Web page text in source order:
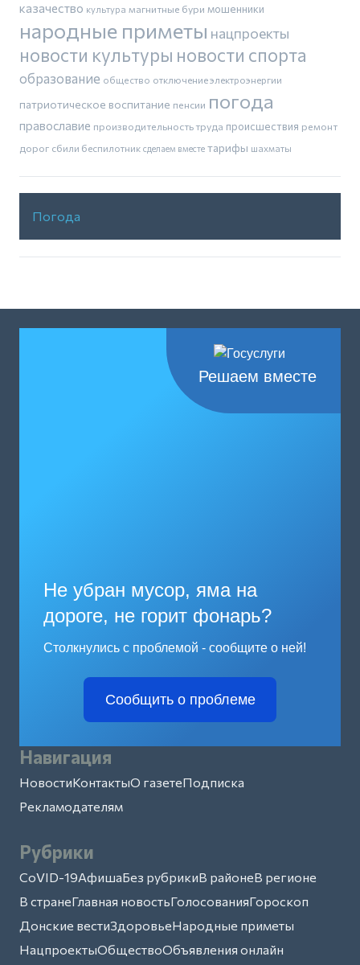
казачество культура магнитные бури мошенники
народные приметы нацпроекты
новости культуры новости спорта
образование общество отключение электроэнергии
патриотическое воспитание пенсии погода
православие производительность труда происшествия ремонт
дорог сбили беспилотник сделаем вместе тарифы шахматы
Погода
Решаем вместе
Не убран мусор, яма на
дороге, не горит фонарь?
Столкнулись с проблемой - сообщите о ней!
Сообщить о проблеме
Навигация
НовостиКонтактыО газетеПодписка
Рекламодателям
Рубрики
CoVID-19АфишаБез рубрикиВ районеВ регионе
В странеГлавная новостьГолосованияГороскоп
Донские вестиЗдоровьеНародные приметы
НацпроектыОбществоОбъявления онлайн